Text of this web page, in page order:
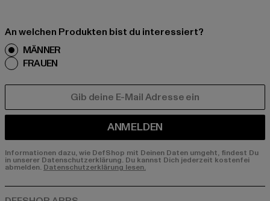
An welchen Produkten bist du interessiert?
MÄNNER
FRAUEN
ANMELDEN
Informationen dazu, wie DefShop mit Deinen Daten umgeht, findest Du
in unserer Datenschutzerklärung. Du kannst Dich jederzeit kostenfei
abmelden. Datenschutzerklärung lesen.